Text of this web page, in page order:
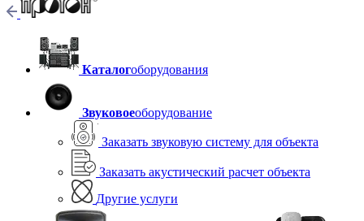
Каталогоборудования
Звуковоеоборудование
Заказать звуковую систему для объекта
Заказать акустический расчет объекта
Другие услуги